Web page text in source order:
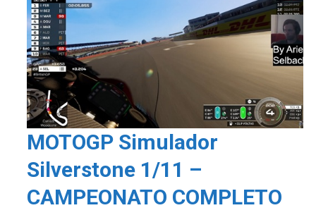
MOTOGP Simulador
Silverstone 1/11 –
CAMPEONATO COMPLETO